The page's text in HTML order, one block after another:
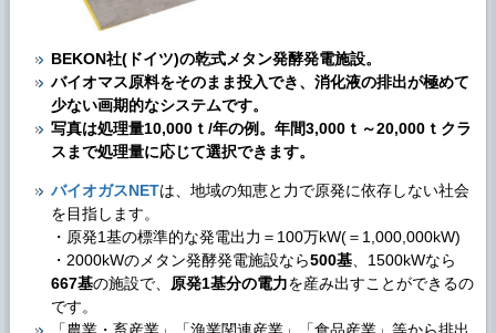
BEKON社(ドイツ)の乾式メタン発酵発電施設。
バイオマス原料をそのまま投入でき、消化液の排出が極めて
少ない画期的なシステムです。
写真は処理量10,000ｔ/年の例。年間3,000ｔ～20,000ｔクラ
スまで処理量に応じて選択できます。
バイオガスNETは、地域の知恵と力で原発に依存しない社会
を目指します。
・原発1基の標準的な発電出力＝100万kW(＝1,000,000kW)
・2000kWのメタン発酵発電施設なら500基、1500kWなら
667基の施設で、 原発1基分の電力を産み出すことができるの
です。